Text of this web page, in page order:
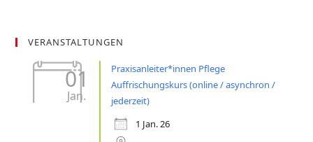
VERANSTALTUNGEN
01
Jan.
Praxisanleiter*innen Pflege
Auffrischungskurs (online / asynchron /
jederzeit)
1 Jan. 26